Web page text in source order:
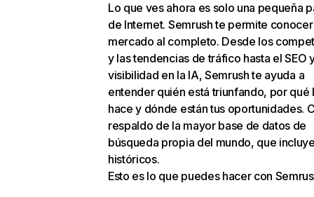
Lo que ves ahora es solo una pequeña
de Internet. Semrush te permite
mercado al completo. Desde los
y las tendencias de tráfico hasta el SEO
visibilidad en la IA, Semrush te ayuda a
entender quién está triunfando, por qué
hace y dónde están tus oportunidades.
respaldo de la mayor base de datos de
búsqueda propia del mundo, que
históricos.
Esto es lo que puedes hacer con